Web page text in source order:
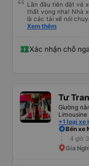
Lần đầu tiên đặt vé
thất vọng nha! Nhà
là các tài xế nói
đánh giá 5 sao rồi.
Xem thêm
Xác nhận chỗ
Tư
Giường
+1 loại xe
Bến xe
4 giờ
Gia